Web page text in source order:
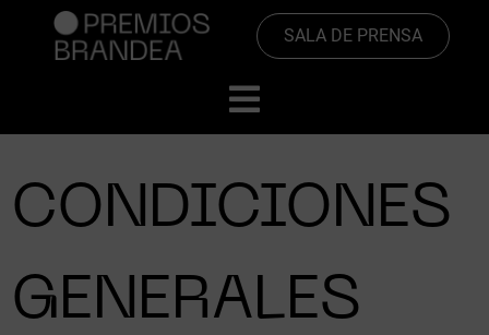
SALA DE PRENSA
CONDICIONES
GENERALES